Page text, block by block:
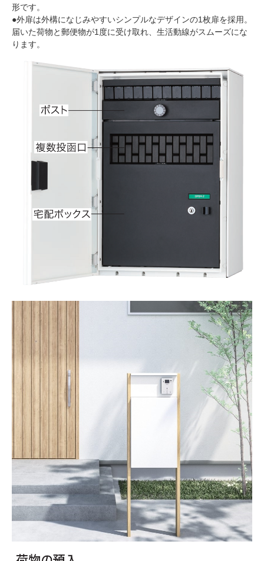
形です。
●外扉は外構になじみやすいシンプルなデザインの1枚扉を採用。
届いた荷物と郵便物が1度に受け取れ、生活動線がスムーズにな
ります。